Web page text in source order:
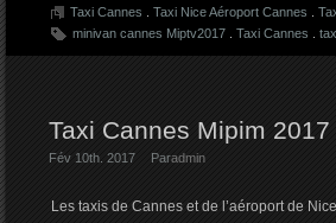
Taxi Cannes . Taxi Nice Aéroport Cannes .
minivan cannes Miptv2017 . Taxi Cannes .
Taxi Cannes Mipim 2017
Fév 10th. 2017 Paradmin
Les taxis de Cannes et de l’aéroport de